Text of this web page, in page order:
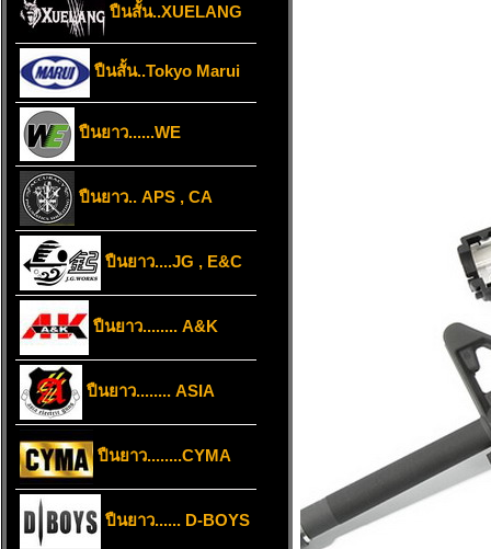
ปืนสั้น..XUELANG
ปืนสั้น..Tokyo Marui
ปืนยาว......WE
ปืนยาว.. APS , CA
ปืนยาว....JG , E&C
ปืนยาว........ A&K
ปืนยาว........ ASIA
ปืนยาว........CYMA
ปืนยาว...... D-BOYS